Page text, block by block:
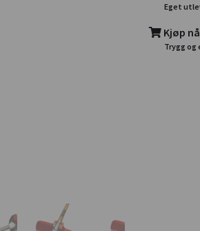
Eget
Kjøp
Trygg